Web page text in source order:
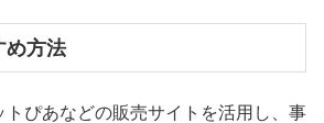
め方法
トぴあなどの販売サイトを活用し、事